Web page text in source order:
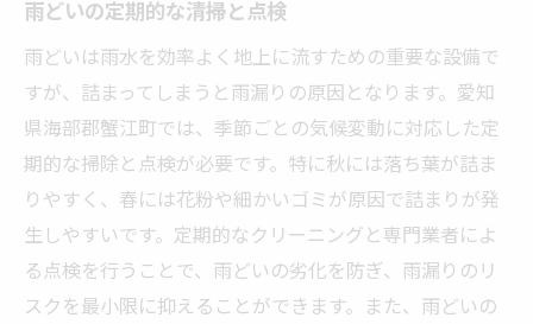
雨どいの定期的な清掃と点検
雨どいは雨水を効率よく地上に流すための重要な設備で
すが、詰まってしまうと雨漏りの原因となります。愛知
県海部郡蟹江町では、季節ごとの気候変動に対応した定
期的な掃除と点検が必要です。特に秋には落ち葉が詰ま
りやすく、春には花粉や細かいゴミが原因で詰まりが発
生しやすいです。定期的なクリーニングと専門業者によ
る点検を行うことで、雨どいの劣化を防ぎ、雨漏りのリ
スクを最小限に抑えることができます。また、雨どいの